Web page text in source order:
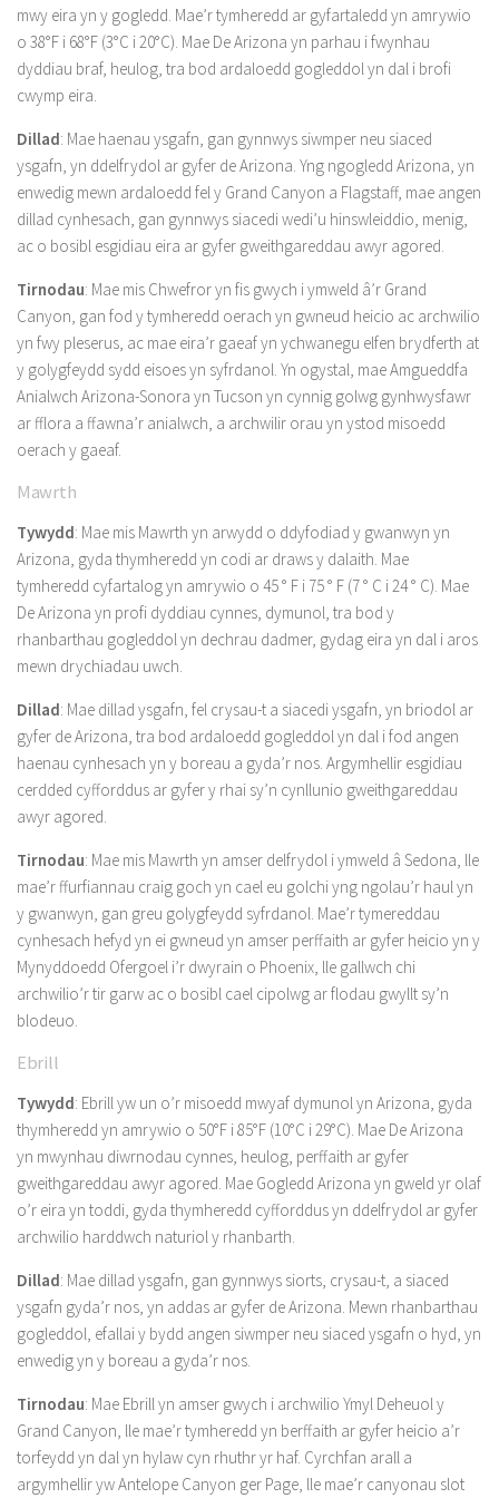
mwy eira yn y gogledd. Mae’r tymheredd ar gyfartaledd yn amrywio
o 38°F i 68°F (3°C i 20°C). Mae De Arizona yn parhau i fwynhau
dyddiau braf, heulog, tra bod ardaloedd gogleddol yn dal i brofi
cwymp eira.
Dillad: Mae haenau ysgafn, gan gynnwys siwmper neu siaced
ysgafn, yn ddelfrydol ar gyfer de Arizona. Yng ngogledd Arizona, yn
enwedig mewn ardaloedd fel y Grand Canyon a Flagstaff, mae angen
dillad cynhesach, gan gynnwys siacedi wedi’u hinswleiddio, menig,
ac o bosibl esgidiau eira ar gyfer gweithgareddau awyr agored.
Tirnodau: Mae mis Chwefror yn fis gwych i ymweld â’r Grand
Canyon, gan fod y tymheredd oerach yn gwneud heicio ac archwilio
yn fwy pleserus, ac mae eira’r gaeaf yn ychwanegu elfen brydferth at
y golygfeydd sydd eisoes yn syfrdanol. Yn ogystal, mae Amgueddfa
Anialwch Arizona-Sonora yn Tucson yn cynnig golwg gynhwysfawr
ar fflora a ffawna’r anialwch, a archwilir orau yn ystod misoedd
oerach y gaeaf.
Mawrth
Tywydd: Mae mis Mawrth yn arwydd o ddyfodiad y gwanwyn yn
Arizona, gyda thymheredd yn codi ar draws y dalaith. Mae
tymheredd cyfartalog yn amrywio o 45 ° F i 75 ° F (7 ° C i 24 ° C). Mae
De Arizona yn profi dyddiau cynnes, dymunol, tra bod y
rhanbarthau gogleddol yn dechrau dadmer, gydag eira yn dal i aros
mewn drychiadau uwch.
Dillad: Mae dillad ysgafn, fel crysau-t a siacedi ysgafn, yn briodol ar
gyfer de Arizona, tra bod ardaloedd gogleddol yn dal i fod angen
haenau cynhesach yn y boreau a gyda’r nos. Argymhellir esgidiau
cerdded cyfforddus ar gyfer y rhai sy’n cynllunio gweithgareddau
awyr agored.
Tirnodau: Mae mis Mawrth yn amser delfrydol i ymweld â Sedona, lle
mae’r ffurfiannau craig goch yn cael eu golchi yng ngolau’r haul yn
y gwanwyn, gan greu golygfeydd syfrdanol. Mae’r tymereddau
cynhesach hefyd yn ei gwneud yn amser perffaith ar gyfer heicio yn y
Mynyddoedd Ofergoel i’r dwyrain o Phoenix, lle gallwch chi
archwilio’r tir garw ac o bosibl cael cipolwg ar flodau gwyllt sy’n
blodeuo.
Ebrill
Tywydd: Ebrill yw un o’r misoedd mwyaf dymunol yn Arizona, gyda
thymheredd yn amrywio o 50°F i 85°F (10°C i 29°C). Mae De Arizona
yn mwynhau diwrnodau cynnes, heulog, perffaith ar gyfer
gweithgareddau awyr agored. Mae Gogledd Arizona yn gweld yr olaf
o’r eira yn toddi, gyda thymheredd cyfforddus yn ddelfrydol ar gyfer
archwilio harddwch naturiol y rhanbarth.
Dillad: Mae dillad ysgafn, gan gynnwys siorts, crysau-t, a siaced
ysgafn gyda’r nos, yn addas ar gyfer de Arizona. Mewn rhanbarthau
gogleddol, efallai y bydd angen siwmper neu siaced ysgafn o hyd, yn
enwedig yn y boreau a gyda’r nos.
Tirnodau: Mae Ebrill yn amser gwych i archwilio Ymyl Deheuol y
Grand Canyon, lle mae’r tymheredd yn berffaith ar gyfer heicio a’r
torfeydd yn dal yn hylaw cyn rhuthr yr haf. Cyrchfan arall a
argymhellir yw Antelope Canyon ger Page, lle mae’r canyonau slot